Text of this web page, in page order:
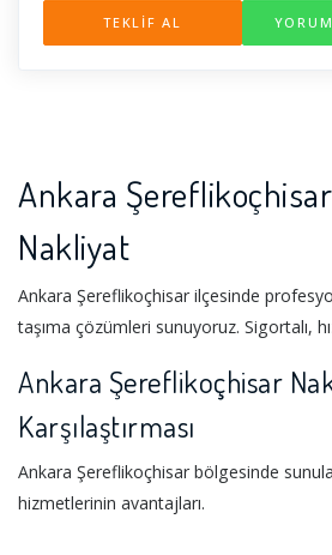
çünkü bizim için siz varsınız sizi ne
bırakırsak, sizde bu memnuniyet
TEKLİF AL
Ankara
Nakliyat
Ankara Şereflikoçhisar ilçesinde
taşıma çözümleri sunuyoruz. Sigortalı,
Ankara Şereflikoçhisar
Karşılaştırması
Ankara Şereflikoçhisar bölgesinde
hizmetlerinin avantajları.